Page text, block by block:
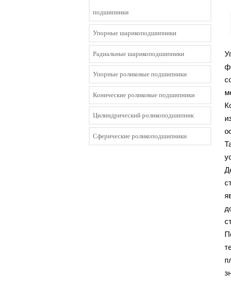
подшипники
Упорные шарикоподшипники
Радиальные шарикоподшипники
Упорные роликовые подшипники
Конические роликовые подшипники
Цилиндрический роликоподшипник
Сферические роликоподшипники